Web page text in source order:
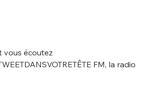
vous écoutez
FM, la radio